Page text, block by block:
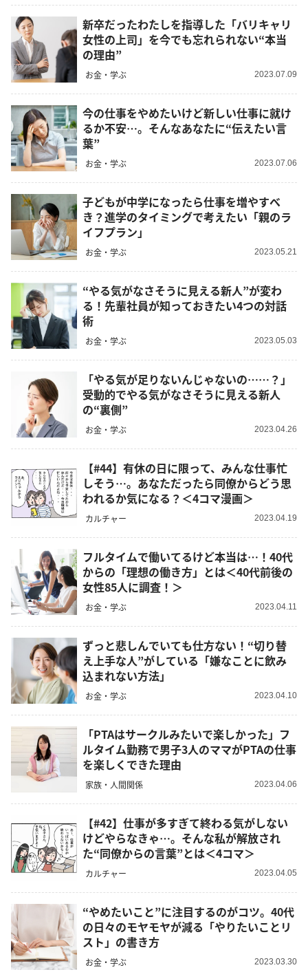
新卒だったわたしを指導した「バリキャリ
女性の上司」を今でも忘れられない“本当
の理由”
お金・学ぶ 2023.07.09
今の仕事をやめたいけど新しい仕事に就け
るか不安…。そんなあなたに“伝えたい言
葉”
お金・学ぶ 2023.07.06
子どもが中学になったら仕事を増やすべ
き？進学のタイミングで考えたい「親のラ
イフプラン」
お金・学ぶ 2023.05.21
“やる気がなさそうに見える新人”が変わ
る！先輩社員が知っておきたい4つの対話
術
お金・学ぶ 2023.05.03
「やる気が足りないんじゃないの……？」
受動的でやる気がなさそうに見える新人
の“裏側”
お金・学ぶ 2023.04.26
【#44】有休の日に限って、みんな仕事忙
しそう…。あなただったら同僚からどう思
われるか気になる？＜4コマ漫画＞
カルチャー 2023.04.19
フルタイムで働いてるけど本当は…！40代
からの「理想の働き方」とは＜40代前後の
女性85人に調査！＞
お金・学ぶ 2023.04.11
ずっと悲しんでいても仕方ない！“切り替
え上手な人”がしている「嫌なことに飲み
込まれない方法」
お金・学ぶ 2023.04.10
「PTAはサークルみたいで楽しかった」フ
ルタイム勤務で男子3人のママがPTAの仕事
を楽しくできた理由
家族・人間関係 2023.04.06
【#42】仕事が多すぎて終わる気がしない
けどやらなきゃ…。そんな私が解放され
た“同僚からの言葉”とは＜4コマ＞
カルチャー 2023.04.05
“やめたいこと”に注目するのがコツ。40代
の日々のモヤモヤが減る「やりたいことリ
スト」の書き方
お金・学ぶ 2023.03.30